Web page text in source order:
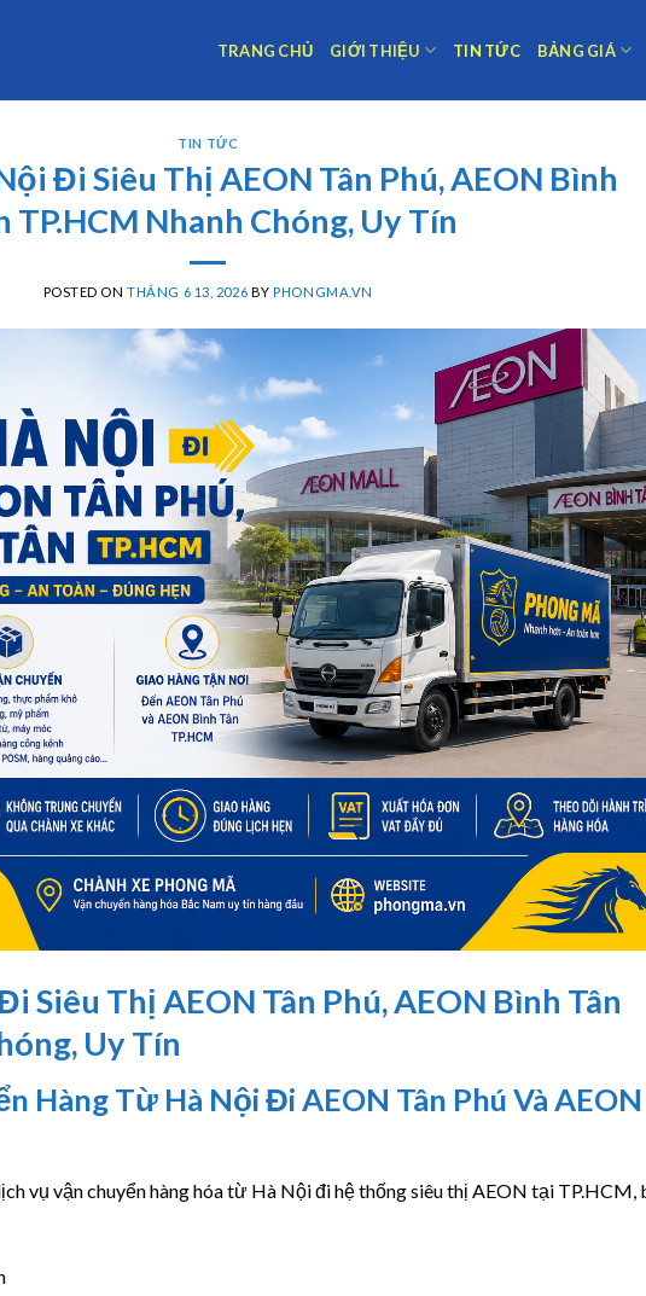
TRANG CHỦ GIỚI THIỆU TIN TỨC BẢNG GIÁ
TIN TỨC
Đi Siêu Thị AEON Tân Phú, AEON Bình
TP.HCM Nhanh Chóng, Uy Tín
POSTED ONTHÁNG 6 13, 2026 BYPHONGMA.VN
Siêu Thị AEON Tân Phú, AEON Bình Tân
Uy Tín
Hàng Từ Hà Nội Đi AEON Tân Phú Và AEON
vụ vận chuyển hàng hóa từ Hà Nội đi hệ thống siêu thị AEON tại TP.HCM,